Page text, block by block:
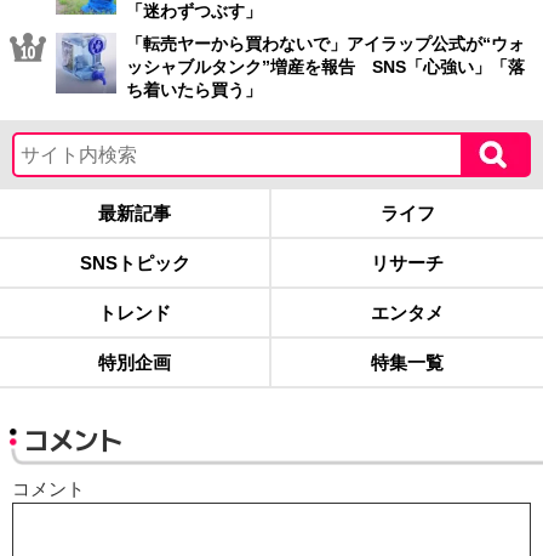
「迷わずつぶす」
「転売ヤーから買わないで」アイラップ公式が“ウォ
ッシャブルタンク”増産を報告 SNS「心強い」「落
ち着いたら買う」
最新記事 ライフ
SNSトピック リサーチ
トレンド エンタメ
特別企画 特集一覧
コメント
コメント